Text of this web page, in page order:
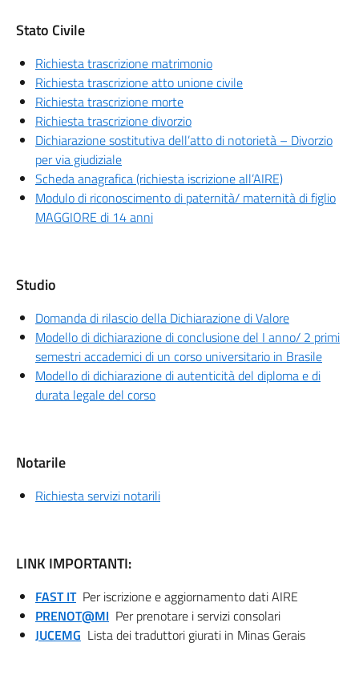
Stato Civile
Richiesta trascrizione matrimonio
Richiesta trascrizione atto unione civile
Richiesta trascrizione morte
Richiesta trascrizione divorzio
Dichiarazione sostitutiva dell’atto di notorietà – Divorzio
per via giudiziale
Scheda anagrafica (richiesta iscrizione all’AIRE)
Modulo di riconoscimento di paternità/ maternità di figlio
MAGGIORE di 14 anni
Studio
Domanda di rilascio della Dichiarazione di Valore
Modello di dichiarazione di conclusione del I anno/ 2 primi
semestri accademici di un corso universitario in Brasile
Modello di dichiarazione di autenticità del diploma e di
durata legale del corso
Notarile
Richiesta servizi notarili
LINK IMPORTANTI:
FAST ITPer iscrizione e aggiornamento dati AIRE
PRENOT@MI Per prenotare i servizi consolari
JUCEMG Lista dei traduttori giurati in Minas Gerais